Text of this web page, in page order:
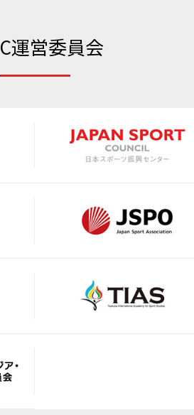
https://
https://saga-asia-
https://nvpjapan.or.jp/
運営委員会